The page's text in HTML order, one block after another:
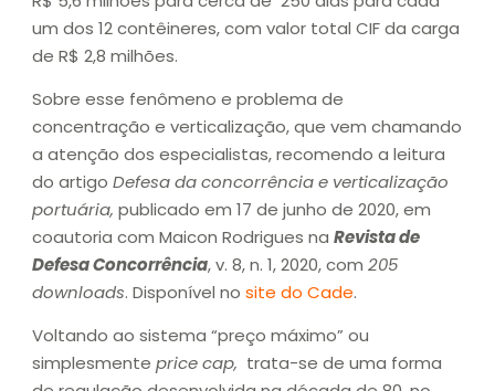
um dos 12 contêineres, com valor total CIF da carga
de R$ 2,8 milhões.
Sobre esse fenômeno e problema de
concentração e verticalização, que vem chamando
a atenção dos especialistas, recomendo a leitura
do artigo Defesa da concorrência e verticalização
portuária, publicado em 17 de junho de 2020, em
coautoria com Maicon Rodrigues na Revista de
Defesa Concorrência, v. 8, n. 1, 2020, com 205
downloads. Disponível no site do Cade.
Voltando ao sistema “preço máximo” ou
simplesmente price cap, trata-se de uma forma